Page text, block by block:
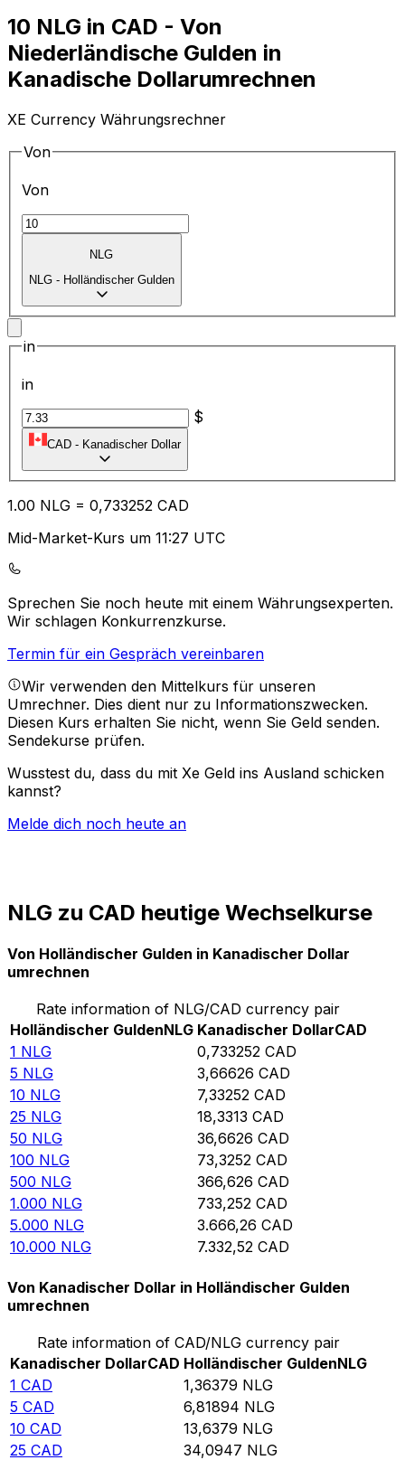
10 NLG in CAD - Von
Niederländische Gulden in
Kanadische Dollarumrechnen
XE Currency Währungsrechner
Von
Von
NLG
NLG - Holländischer Gulden
in
in
$
CAD - Kanadischer Dollar
1.00 NLG = 0,733252 CAD
Mid-Market-Kurs um 11:27 UTC
Sprechen Sie noch heute mit einem Währungsexperten.
Wir schlagen Konkurrenzkurse.
Termin für ein Gespräch vereinbaren
Wir verwenden den Mittelkurs für unseren
Umrechner. Dies dient nur zu Informationszwecken.
Diesen Kurs erhalten Sie nicht, wenn Sie Geld senden.
Sendekurse prüfen.
Wusstest du, dass du mit Xe Geld ins Ausland schicken
kannst?
Melde dich noch heute an
NLG zu CAD heutige Wechselkurse
Von Holländischer Gulden in Kanadischer Dollar
umrechnen
Rate information of NLG/CAD currency pair
Holländischer GuldenNLG Kanadischer DollarCAD
1 NLG 0,733252 CAD
5 NLG 3,66626 CAD
10 NLG 7,33252 CAD
25 NLG 18,3313 CAD
50 NLG 36,6626 CAD
100 NLG 73,3252 CAD
500 NLG 366,626 CAD
1.000 NLG 733,252 CAD
5.000 NLG 3.666,26 CAD
10.000 NLG 7.332,52 CAD
Von Kanadischer Dollar in Holländischer Gulden
umrechnen
Rate information of CAD/NLG currency pair
Kanadischer DollarCAD Holländischer GuldenNLG
1 CAD 1,36379 NLG
5 CAD 6,81894 NLG
10 CAD 13,6379 NLG
25 CAD 34,0947 NLG